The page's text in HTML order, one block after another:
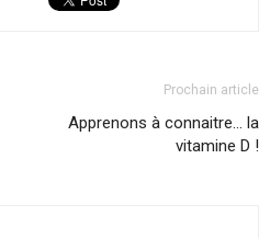
Prochain article
Apprenons à connaitre… la
vitamine D !